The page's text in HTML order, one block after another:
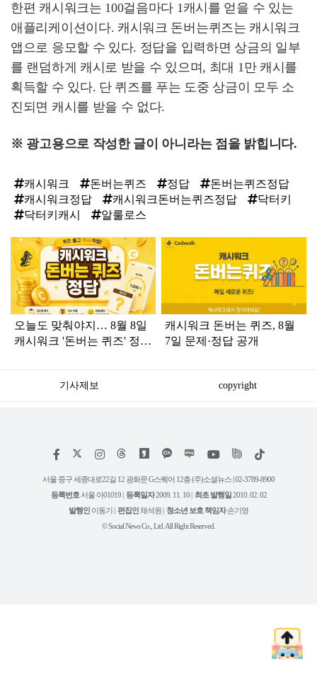
한편 캐시워크는 100걸음마다 1캐시를 얻을 수 있는
애플리케이션이다. 캐시워크 돈버는퀴즈는 캐시워크
앱으로 응모할 수 있다. 정답을 입력하면 상금의 일부
를 랜덤하게 캐시로 받을 수 있으며, 최대 1만 캐시를
획득할 수 있다. 단 퀴즈를 푸는 도중 상금이 모두 소
진되면 캐시를 받을 수 없다.
※ 광고용으로 작성한 글이 아니라는 점을 밝힙니다.
캐시워크 돈버는퀴즈 정답
돈버는퀴즈정답
캐시워크정답
캐시워크돈버는퀴즈정답
닥터키
닥터키캐시
알룰로스
탑
라
인
오늘도 맞춰야지… 8월 8일
캐시워크 '돈버는 퀴즈' 정답
캐시워크 돈버는 퀴즈, 8월
7일 문제·정답 공개
기사제보 copyright
페
스
인
타
램
위
트
유
튜
틱
서울 중구 세종대로22길 12 광화문 G스퀘어 12층 (주)소셜뉴스 | 02-3789-8900
등록번호 서울 아01019 | 등록일자2009. 11. 10 | 최초 발행일2010. 02. 02
발행인 이동기 | 편집인채석원 | 청소년 보호 책임자손기영
© Social News Co., Ltd. All Right Reserved.